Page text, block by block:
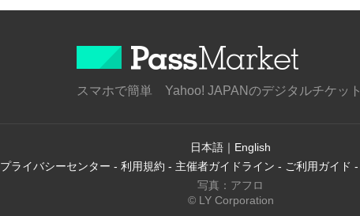
スマホで簡単 Yahoo! JAPANのデジタルチケット
日本語 ｜ English
プライバシーセンター - 利用規約 - 主催者ガイドライン - ご利用ガイド -
写真：アフロ
© LY Corporation